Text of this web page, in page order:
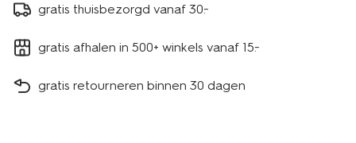
gratis thuisbezorgd vanaf 30.-
gratis afhalen in 500+ winkels vanaf 15.-
gratis retourneren binnen 30 dagen